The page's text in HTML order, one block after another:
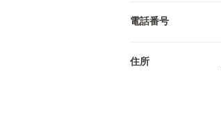
電話番号
住所